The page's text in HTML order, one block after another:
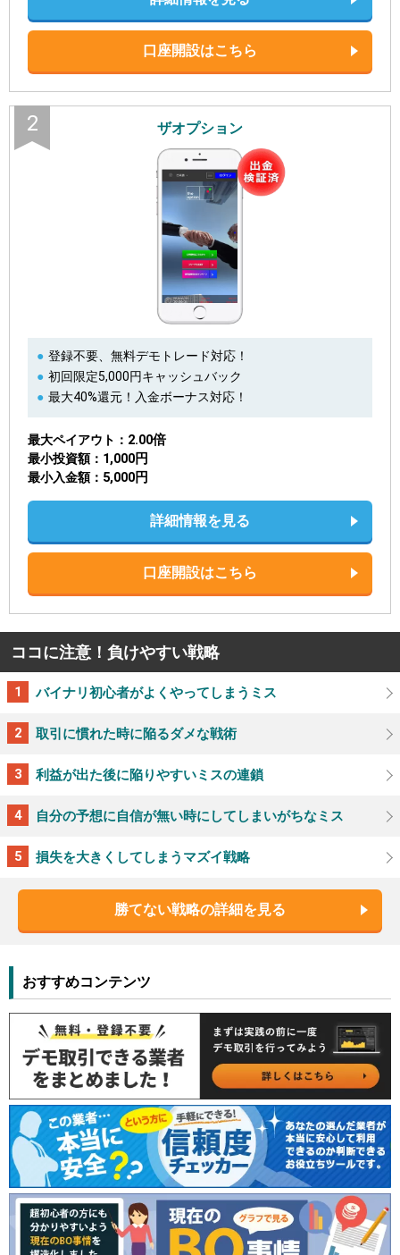
口座開設はこちら
2 ザオプション
登録不要、無料デモトレード対応！
初回限定5,000円キャッシュバック
最大40%還元！入金ボーナス対応！
最大ペイアウト 2.00倍
最小投資額 1,000円
最小入金額 5,000円
詳細情報を見る
口座開設はこちら
ココに注意！負けやすい戦略
バイナリ初心者がよくやってしまうミス
取引に慣れた時に陥るダメな戦術
利益が出た後に陥りやすいミスの連鎖
自分の予想に自信が無い時にしてしまいがちなミス
損失を大きくしてしまうマズイ戦略
勝てない戦略の詳細を見る
おすすめコンテンツ